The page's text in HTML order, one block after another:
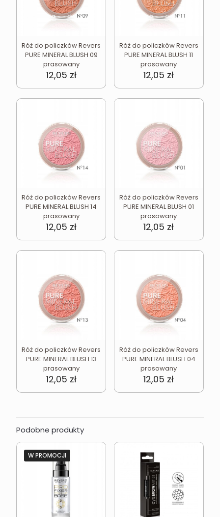
Róż do policzków Revers
PURE MINERAL BLUSH 09
prasowany
12,05 zł
Róż do policzków Revers
PURE MINERAL BLUSH 11
prasowany
12,05 zł
Róż do policzków Revers
PURE MINERAL BLUSH 14
prasowany
12,05 zł
Róż do policzków Revers
PURE MINERAL BLUSH 01
prasowany
12,05 zł
Róż do policzków Revers
PURE MINERAL BLUSH 13
prasowany
12,05 zł
Róż do policzków Revers
PURE MINERAL BLUSH 04
prasowany
12,05 zł
Podobne produkty
W PROMOCJI